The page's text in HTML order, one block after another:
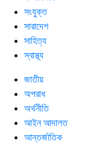
সংযুক্ত
সারাদেশ
সাহিত্য
স্বাস্থ্য
জাতীয়
অপরাধ
অর্থনীতি
আইন আদালত
আন্তর্জাতিক